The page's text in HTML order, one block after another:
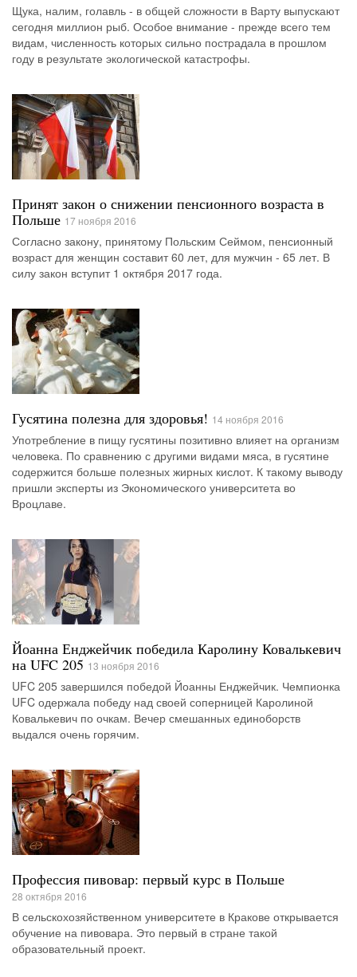
Щука, налим, голавль - в общей сложности в Варту выпускают
сегодня миллион рыб. Особое внимание - прежде всего тем
видам, численность которых сильно пострадала в прошлом
году в результате экологической катастрофы.
Принят закон о снижении пенсионного возраста в
Польше 17 ноября 2016
Согласно закону, принятому Польским Сеймом, пенсионный
возраст для женщин составит 60 лет, для мужчин - 65 лет. В
силу закон вступит 1 октября 2017 года.
Гусятина полезна для здоровья! 14 ноября 2016
Употребление в пищу гусятины позитивно влияет на организм
человека. По сравнению с другими видами мяса, в гусятине
содержится больше полезных жирных кислот. К такому выводу
пришли эксперты из Экономического университета во
Вроцлаве.
Йоанна Енджейчик победила Каролину Ковалькевич
на UFC 205 13 ноября 2016
UFC 205 завершился победой Йоанны Енджейчик. Чемпионка
UFC одержала победу над своей соперницей Каролиной
Ковалькевич по очкам. Вечер смешанных единоборств
выдался очень горячим.
Профессия пивовар: первый курс в Польше
28 октября 2016
В сельскохозяйственном университете в Кракове открывается
обучение на пивовара. Это первый в стране такой
образовательный проект.